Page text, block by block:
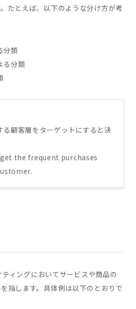
たとえば、以下のような分け方が考
分類
る分類
る顧客層をターゲットにすると決
the frequent purchases
ィングにおいてサービスや商品の
指します。具体例は以下のとおりで